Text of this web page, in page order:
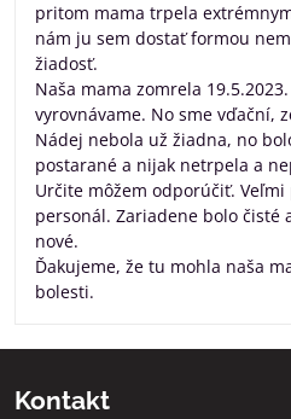
pritom mama trpela
nám ju sem dostať formou
žiadosť.
Naša mama zomrela
vyrovnávame. No sme vďační,
Nádej nebola už žiadna, no
postarané a nijak netrpela a
Určite môžem odporúčiť.
personál. Zariadene bolo čisté
nové.
Ďakujeme, že tu mohla naša
bolesti.
Kontakt